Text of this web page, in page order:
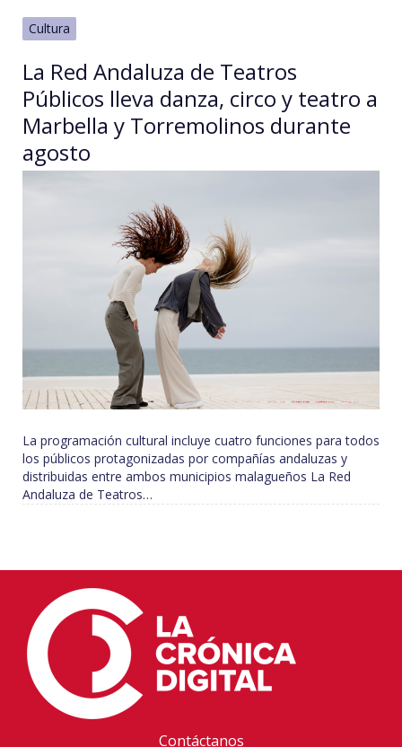
Cultura
La Red Andaluza de Teatros
Públicos lleva danza, circo y teatro a
Marbella y Torremolinos durante
agosto
La programación cultural incluye cuatro funciones para todos
los públicos protagonizadas por compañías andaluzas y
distribuidas entre ambos municipios malagueños La Red
Andaluza de Teatros…
Contáctanos